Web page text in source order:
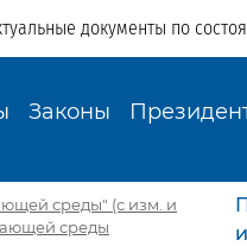
документы по
Законы
среды" (с изм. и
среды